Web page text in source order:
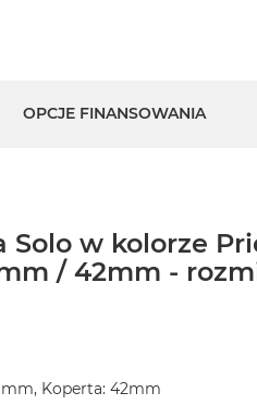
OPCJE FINANSOWANIA
Solo w kolorze
/ 42mm -
Koperta: 42mm